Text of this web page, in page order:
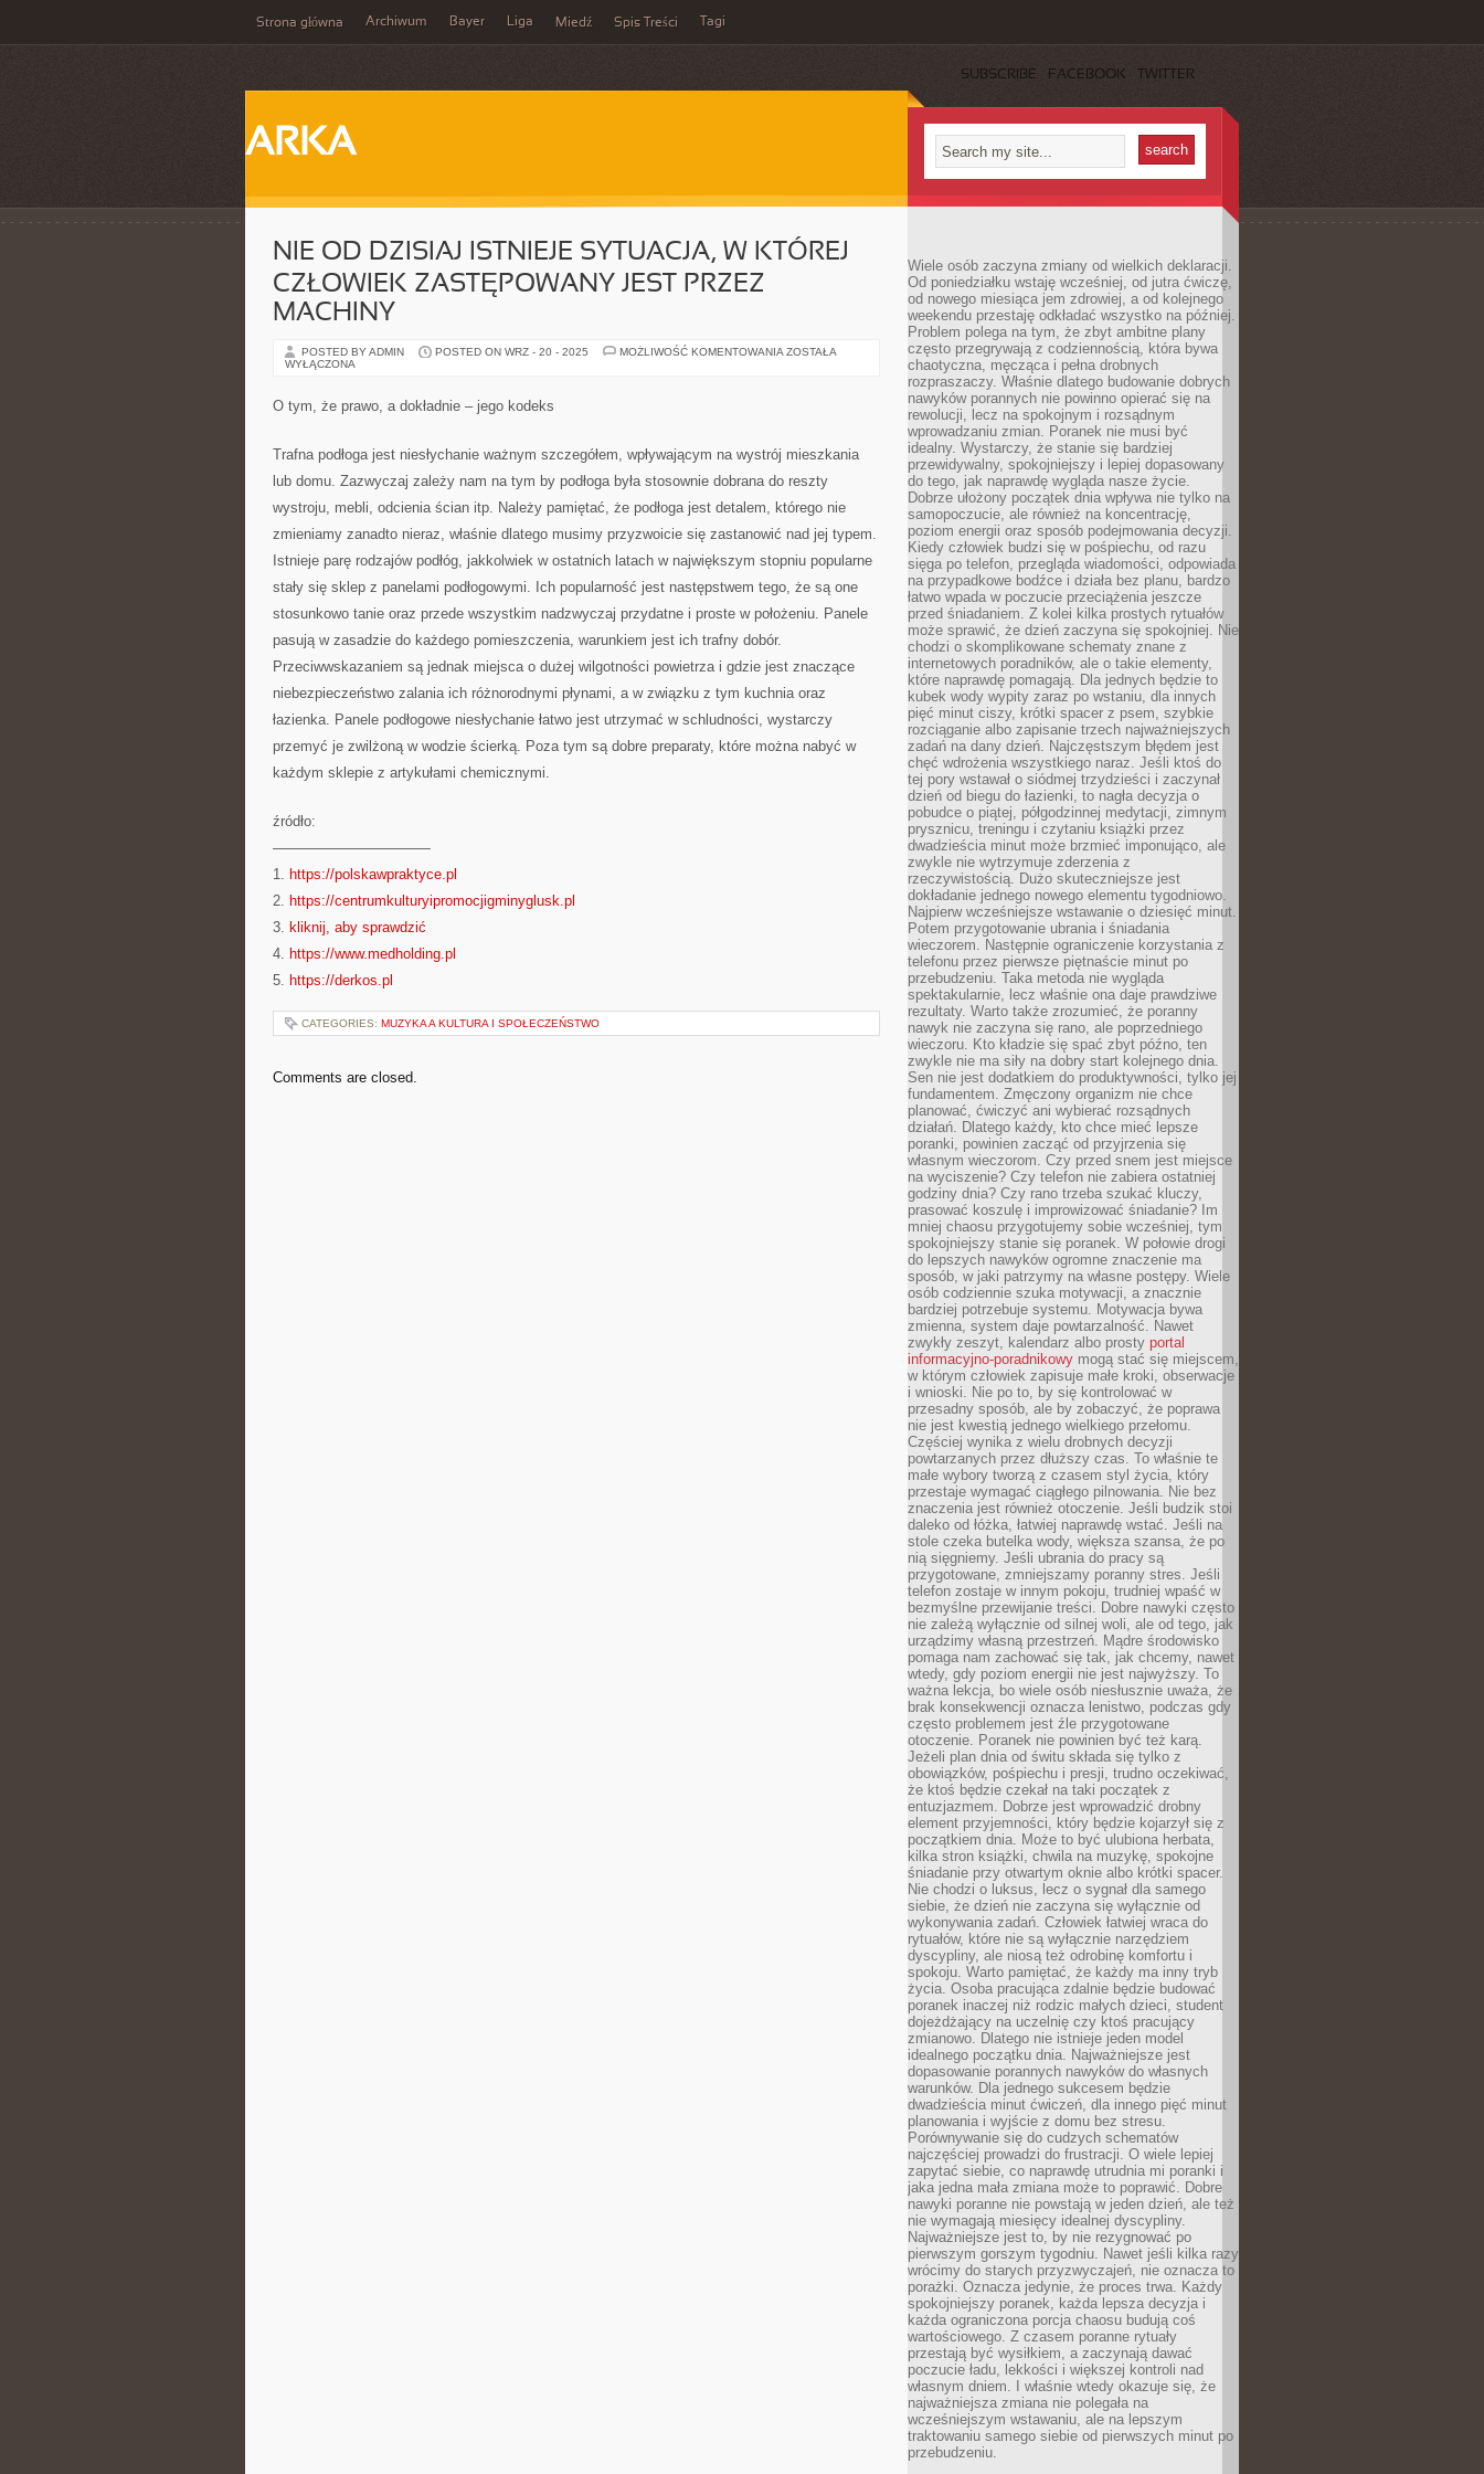
Strona główna Archiwum Bayer Liga Miedź Spis Treści Tagi
SUBSCRIBE FACEBOOK TWITTER
ARKA
NIE OD DZISIAJ ISTNIEJE SYTUACJA, W KTÓREJ
CZŁOWIEK ZASTĘPOWANY JEST PRZEZ
MACHINY
POSTED BY ADMIN POSTED ON WRZ - 20 - 2025 MOŻLIWOŚĆ KOMENTOWANIA NIE
ZASTĘPOWANY
JEST
MACHINY
ZOSTAŁA
WYŁĄCZONA
O tym, że prawo, a dokładnie – jego kodeks
Trafna podłoga jest niesłychanie ważnym szczegółem, wpływającym na wystrój mieszkania
lub domu. Zazwyczaj zależy nam na tym by podłoga była stosownie dobrana do reszty
wystroju, mebli, odcienia ścian itp. Należy pamiętać, że podłoga jest detalem, którego nie
zmieniamy zanadto nieraz, właśnie dlatego musimy przyzwoicie się zastanowić nad jej typem.
Istnieje parę rodzajów podłóg, jakkolwiek w ostatnich latach w największym stopniu popularne
stały się sklep z panelami podłogowymi. Ich popularność jest następstwem tego, że są one
stosunkowo tanie oraz przede wszystkim nadzwyczaj przydatne i proste w położeniu. Panele
pasują w zasadzie do każdego pomieszczenia, warunkiem jest ich trafny dobór.
Przeciwwskazaniem są jednak miejsca o dużej wilgotności powietrza i gdzie jest znaczące
niebezpieczeństwo zalania ich różnorodnymi płynami, a w związku z tym kuchnia oraz
łazienka. Panele podłogowe niesłychanie łatwo jest utrzymać w schludności, wystarczy
przemyć je zwilżoną w wodzie ścierką. Poza tym są dobre preparaty, które można nabyć w
każdym sklepie z artykułami chemicznymi.
źródło:
———————————
1. https://polskawpraktyce.pl
2. https://centrumkulturyipromocjigminyglusk.pl
3. kliknij, aby sprawdzić
4. https://www.medholding.pl
5. https://derkos.pl
CATEGORIES: MUZYKA A KULTURA I SPOŁECZEŃSTWO
Comments are closed.
Wiele osób zaczyna zmiany od wielkich deklaracji.
Od poniedziałku wstaję wcześniej, od jutra ćwiczę,
od nowego miesiąca jem zdrowiej, a od kolejnego
weekendu przestaję odkładać wszystko na później.
Problem polega na tym, że zbyt ambitne plany
często przegrywają z codziennością, która bywa
chaotyczna, męcząca i pełna drobnych
rozpraszaczy. Właśnie dlatego budowanie dobrych
nawyków porannych nie powinno opierać się na
rewolucji, lecz na spokojnym i rozsądnym
wprowadzaniu zmian. Poranek nie musi być
idealny. Wystarczy, że stanie się bardziej
przewidywalny, spokojniejszy i lepiej dopasowany
do tego, jak naprawdę wygląda nasze życie.
Dobrze ułożony początek dnia wpływa nie tylko na
samopoczucie, ale również na koncentrację,
poziom energii oraz sposób podejmowania decyzji.
Kiedy człowiek budzi się w pośpiechu, od razu
sięga po telefon, przegląda wiadomości, odpowiada
na przypadkowe bodźce i działa bez planu, bardzo
łatwo wpada w poczucie przeciążenia jeszcze
przed śniadaniem. Z kolei kilka prostych rytuałów
może sprawić, że dzień zaczyna się spokojniej. Nie
chodzi o skomplikowane schematy znane z
internetowych poradników, ale o takie elementy,
które naprawdę pomagają. Dla jednych będzie to
kubek wody wypity zaraz po wstaniu, dla innych
pięć minut ciszy, krótki spacer z psem, szybkie
rozciąganie albo zapisanie trzech najważniejszych
zadań na dany dzień. Najczęstszym błędem jest
chęć wdrożenia wszystkiego naraz. Jeśli ktoś do
tej pory wstawał o siódmej trzydzieści i zaczynał
dzień od biegu do łazienki, to nagła decyzja o
pobudce o piątej, półgodzinnej medytacji, zimnym
prysznicu, treningu i czytaniu książki przez
dwadzieścia minut może brzmieć imponująco, ale
zwykle nie wytrzymuje zderzenia z
rzeczywistością. Dużo skuteczniejsze jest
dokładanie jednego nowego elementu tygodniowo.
Najpierw wcześniejsze wstawanie o dziesięć minut.
Potem przygotowanie ubrania i śniadania
wieczorem. Następnie ograniczenie korzystania z
telefonu przez pierwsze piętnaście minut po
przebudzeniu. Taka metoda nie wygląda
spektakularnie, lecz właśnie ona daje prawdziwe
rezultaty. Warto także zrozumieć, że poranny
nawyk nie zaczyna się rano, ale poprzedniego
wieczoru. Kto kładzie się spać zbyt późno, ten
zwykle nie ma siły na dobry start kolejnego dnia.
Sen nie jest dodatkiem do produktywności, tylko jej
fundamentem. Zmęczony organizm nie chce
planować, ćwiczyć ani wybierać rozsądnych
działań. Dlatego każdy, kto chce mieć lepsze
poranki, powinien zacząć od przyjrzenia się
własnym wieczorom. Czy przed snem jest miejsce
na wyciszenie? Czy telefon nie zabiera ostatniej
godziny dnia? Czy rano trzeba szukać kluczy,
prasować koszulę i improwizować śniadanie? Im
mniej chaosu przygotujemy sobie wcześniej, tym
spokojniejszy stanie się poranek. W połowie drogi
do lepszych nawyków ogromne znaczenie ma
sposób, w jaki patrzymy na własne postępy. Wiele
osób codziennie szuka motywacji, a znacznie
bardziej potrzebuje systemu. Motywacja bywa
zmienna, system daje powtarzalność. Nawet
zwykły zeszyt, kalendarz albo prosty portal
informacyjno-poradnikowy mogą stać się miejscem,
w którym człowiek zapisuje małe kroki, obserwacje
i wnioski. Nie po to, by się kontrolować w
przesadny sposób, ale by zobaczyć, że poprawa
nie jest kwestią jednego wielkiego przełomu.
Częściej wynika z wielu drobnych decyzji
powtarzanych przez dłuższy czas. To właśnie te
małe wybory tworzą z czasem styl życia, który
przestaje wymagać ciągłego pilnowania. Nie bez
znaczenia jest również otoczenie. Jeśli budzik stoi
daleko od łóżka, łatwiej naprawdę wstać. Jeśli na
stole czeka butelka wody, większa szansa, że po
nią sięgniemy. Jeśli ubrania do pracy są
przygotowane, zmniejszamy poranny stres. Jeśli
telefon zostaje w innym pokoju, trudniej wpaść w
bezmyślne przewijanie treści. Dobre nawyki często
nie zależą wyłącznie od silnej woli, ale od tego, jak
urządzimy własną przestrzeń. Mądre środowisko
pomaga nam zachować się tak, jak chcemy, nawet
wtedy, gdy poziom energii nie jest najwyższy. To
ważna lekcja, bo wiele osób niesłusznie uważa, że
brak konsekwencji oznacza lenistwo, podczas gdy
często problemem jest źle przygotowane
otoczenie. Poranek nie powinien być też karą.
Jeżeli plan dnia od świtu składa się tylko z
obowiązków, pośpiechu i presji, trudno oczekiwać,
że ktoś będzie czekał na taki początek z
entuzjazmem. Dobrze jest wprowadzić drobny
element przyjemności, który będzie kojarzył się z
początkiem dnia. Może to być ulubiona herbata,
kilka stron książki, chwila na muzykę, spokojne
śniadanie przy otwartym oknie albo krótki spacer.
Nie chodzi o luksus, lecz o sygnał dla samego
siebie, że dzień nie zaczyna się wyłącznie od
wykonywania zadań. Człowiek łatwiej wraca do
rytuałów, które nie są wyłącznie narzędziem
dyscypliny, ale niosą też odrobinę komfortu i
spokoju. Warto pamiętać, że każdy ma inny tryb
życia. Osoba pracująca zdalnie będzie budować
poranek inaczej niż rodzic małych dzieci, student
dojeżdżający na uczelnię czy ktoś pracujący
zmianowo. Dlatego nie istnieje jeden model
idealnego początku dnia. Najważniejsze jest
dopasowanie porannych nawyków do własnych
warunków. Dla jednego sukcesem będzie
dwadzieścia minut ćwiczeń, dla innego pięć minut
planowania i wyjście z domu bez stresu.
Porównywanie się do cudzych schematów
najczęściej prowadzi do frustracji. O wiele lepiej
zapytać siebie, co naprawdę utrudnia mi poranki i
jaka jedna mała zmiana może to poprawić. Dobre
nawyki poranne nie powstają w jeden dzień, ale też
nie wymagają miesięcy idealnej dyscypliny.
Najważniejsze jest to, by nie rezygnować po
pierwszym gorszym tygodniu. Nawet jeśli kilka razy
wrócimy do starych przyzwyczajeń, nie oznacza to
porażki. Oznacza jedynie, że proces trwa. Każdy
spokojniejszy poranek, każda lepsza decyzja i
każda ograniczona porcja chaosu budują coś
wartościowego. Z czasem poranne rytuały
przestają być wysiłkiem, a zaczynają dawać
poczucie ładu, lekkości i większej kontroli nad
własnym dniem. I właśnie wtedy okazuje się, że
najważniejsza zmiana nie polegała na
wcześniejszym wstawaniu, ale na lepszym
traktowaniu samego siebie od pierwszych minut po
przebudzeniu.